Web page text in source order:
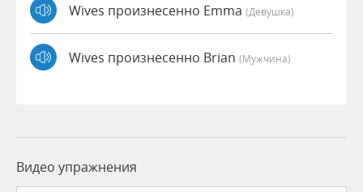
Wives произнесенно Emma (девушка)
Wives произнесенно Brian (мужчина)
Видео упражнения